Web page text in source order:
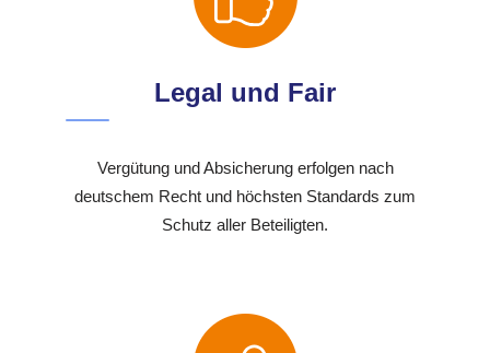
Legal und Fair
Vergütung und Absicherung erfolgen nach
deutschem Recht und höchsten Standards zum
Schutz aller Beteiligten.